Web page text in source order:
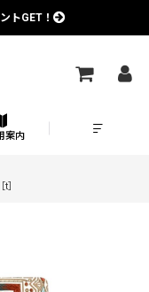
トGET！
案内
］